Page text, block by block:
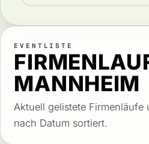
EVENTLISTE
MANNHEIM
Aktuell gelistete
nach Datum sortiert.